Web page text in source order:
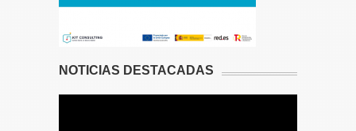
NOTICIAS DESTACADAS